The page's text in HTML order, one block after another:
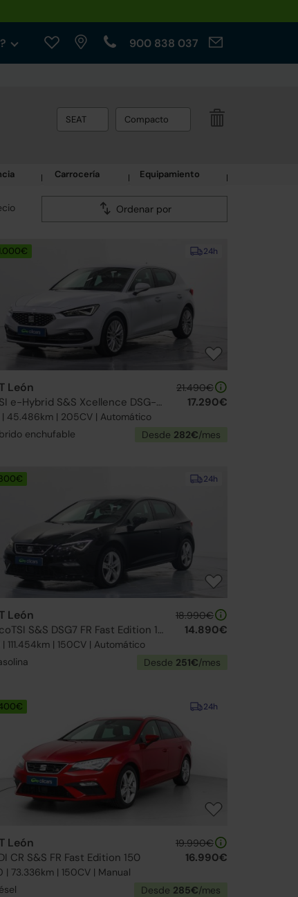
900 838 037
SEAT Compacto
Carrocería Equipamiento
Ordenar por
24h
León
1.4 TSI e-Hybrid S&S Xcellence DSG-6 204
| 45.486km | 205CV | Automático
21.490€
17.290€
enchufable Desde 282€/mes
24h
León
1.5 EcoTSI S&S DSG7 FR Fast Edition 150
| 111.454km | 150CV | Automático
18.990€
14.890€
Desde 251€/mes
24h
León
CR S&S FR Fast Edition 150
| 73.336km | 150CV | Manual
19.990€
16.990€
Desde 285€/mes